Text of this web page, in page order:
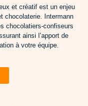
et créatif est un enjeu
chocolaterie. Intermann
chocolatiers-confiseurs
ainsi l’apport de
à votre équipe.